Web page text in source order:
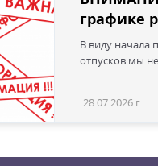
графике
В виду начала
отпусков мы
28.07.2026 г.